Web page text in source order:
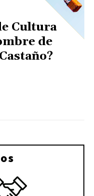
Cultura
de